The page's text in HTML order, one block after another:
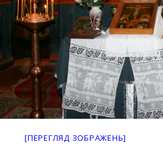
[ПЕРЕГЛЯД ЗОБРАЖЕНЬ]